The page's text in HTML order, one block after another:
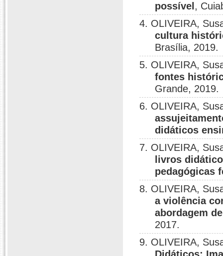
possível ,
4. OLIVEIRA,
cultura
Brasília, 2019.
5. OLIVEIRA,
fontes
Grande, 2019.
6. OLIVEIRA,
didáticos
7. OLIVEIRA,
livros
pedagógicas
8. OLIVEIRA,
a violência
abordagem
2017.
9. OLIVEIRA,